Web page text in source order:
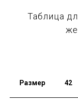
Таблица
Размер 42